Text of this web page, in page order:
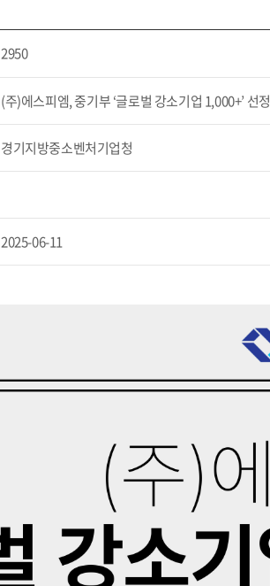
2950
(주)에스피엠, 중기부 ‘글로벌 강소기업 1,000+’ 선정
경기지방중소벤처기업청
2025-06-11